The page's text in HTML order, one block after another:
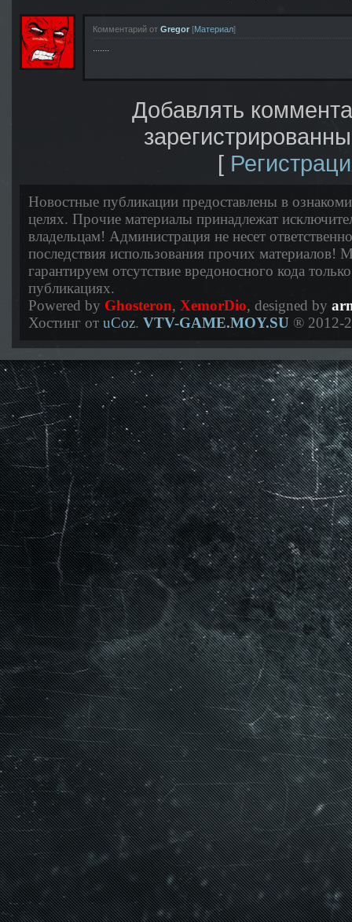
Комментарий от Gregor [Материал]
Добавлять
[
Новостные публикации предоставлены в
целях. Прочие материалы принадлежат
владельцам! Администрация не несет
последствия использования прочих материалов!
гарантируем отсутствие вредоносного кода
публикациях.
Powered by Ghosteron, XemorDio, designed by
Хостинг от uCoz. VTV-GAME.MOY.SU ® 2012-